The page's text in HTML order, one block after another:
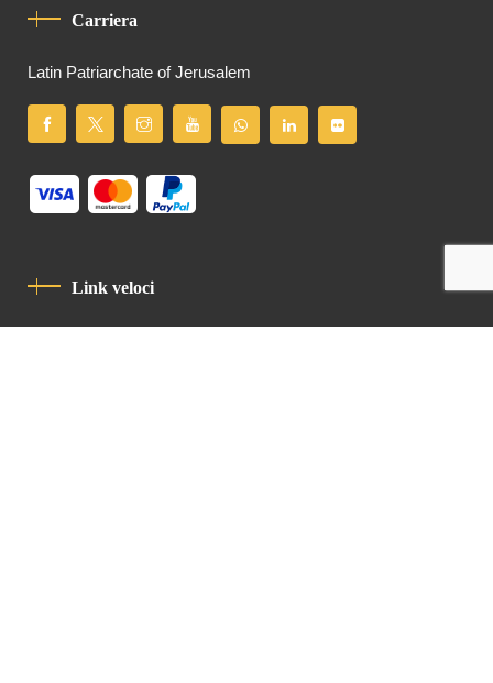
Carriera
Latin Patriarchate of Jerusalem
Link veloci